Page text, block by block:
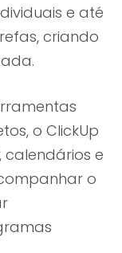
e até
criando
o ClickUp
calendários e
o